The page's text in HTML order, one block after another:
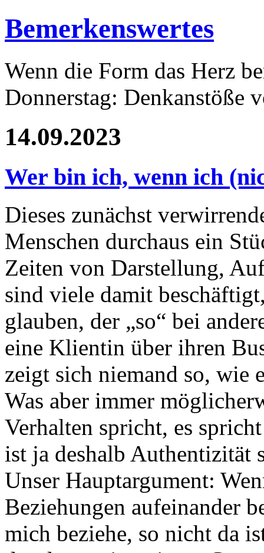
Bemerkenswertes
Wenn die Form das Herz
Donnerstag: Denkanstöße
14.09.2023
Wer bin ich, wenn ich
Dieses zunächst
Menschen durchaus ein
Zeiten von Darstellung,
sind viele damit
glauben, der „so“ bei
eine Klientin über ihren
zeigt sich niemand so, wie
Was aber immer
Verhalten spricht, es
ist ja deshalb
Unser Hauptargument:
Beziehungen aufeinander
mich beziehe, so nicht da